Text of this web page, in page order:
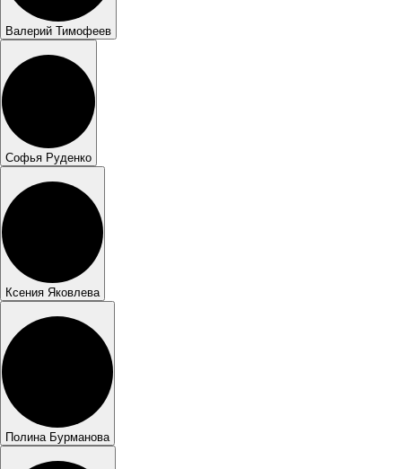
Валерий Тимофеев
Софья Руденко
Ксения Яковлева
Полина Бурманова